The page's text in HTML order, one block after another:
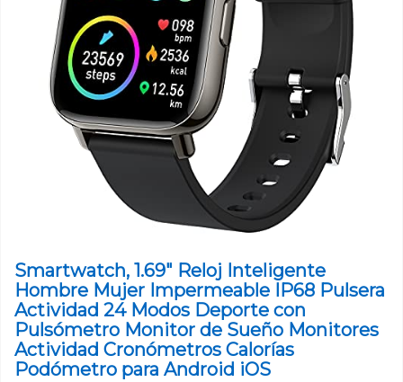
Smartwatch, 1.69" Reloj Inteligente
Hombre Mujer Impermeable IP68 Pulsera
Actividad 24 Modos Deporte con
Pulsómetro Monitor de Sueño Monitores
Actividad Cronómetros Calorías
Podómetro para Android iOS